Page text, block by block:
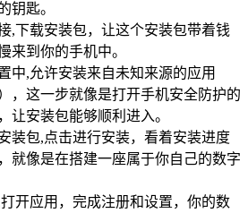
钥匙。
,下载安装包，让这个安装包带着钱
来到你的手机中。
中,允许安装来自未知来源的应用
，这一步就像是打开手机安全防护的
让安装包能够顺利进入。
装包,点击进行安装，看着安装进度
就像是在搭建一座属于你自己的数字
开应用，完成注册和设置，你的数